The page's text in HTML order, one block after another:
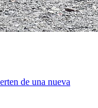
de una nueva